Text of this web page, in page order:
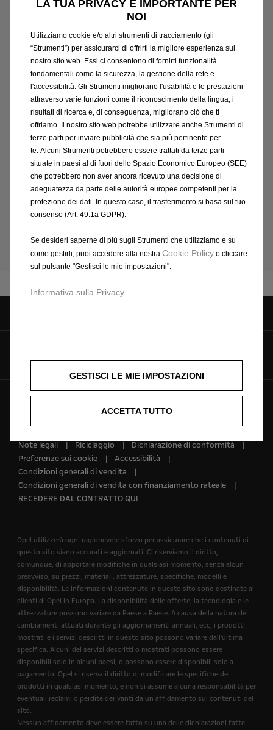
Consumo di carburante gamma Opel Mokka (l/100
omologati in base al ciclo ponderato WLTP, in base al
quale i nuovi veicoli sono omologati dal 1° settembre
2018, aggiornati al 11/03/2026 e indicati solo a scopo
comparativo. Il consumo effettivo di carburante e di
energia elettrica, i valori di emissione di CO₂ e
l'autonomia possono essere diversi e possono variare
a seconda delle condizioni di utilizzo e di vari fattori
quali: optionals, frequenza di ricarica elettrica per
chilometri percorsi, temperatura interna ed esterna,
stile di guida, velocità, peso totale, utilizzo di
determinati equipaggiamenti, tipologia e condizioni
degli pneumatici, condizioni stradali, ecc. Immagini
illustrative; caratteristiche/colori possono differire da
finalità promozionale.
Note legali
Riciclaggio
Dichiarazione di conformità
Preferenze sui cookie
Accessibilità
Condizioni generali di vendita
Condizioni generali di vendita con finanziamento rateale
RECEDERE DAL CONTRATTO QUI
Opel utilizzerà ogni ragionevole sforzo per assicurare che i contenuti di
questo sito siano accurati e aggiornati. Ci riserviamo il diritto,
comunque, di apportare modifiche in qualsiasi momento, senza alcun
preavviso, su prezzi, materiali, attrezzature, specifiche, modelli e
disponibilità. Le informazioni contenute in questo sito sono destinate ai
clienti di Opel in Europa. La disponibilità delle offerte, la tecnologia e le
attrezzature possono variare da Paese a Paese. A causa della natura dei
cambiamenti attuati durante gli aggiornamenti annuali, ecc, i prodotti
mostrati e i servizi descritti in questo sito possono variare dall'ultima
specifica. Alcuni dei servizi descritti o mostrati possono essere
disponibili solo in alcuni paesi, o possono essere disponibili solo a
pagamento. Opel si riserva il diritto di modificare le specifiche dei
prodotti in qualsiasi momento, e non si assume alcuna responsabilità per
eventuali reclami o perdite derivanti da un affidamento sui contenuti del
sito.
Nessun affidamento deve essere fatto su una delle dichiarazioni fatte
LA TUA PRIVACY È IMPORTANTE PER
NOI
Utilizziamo cookie e/o altri strumenti di tracciamento (gli
“Strumenti”) per assicurarci di offrirti la migliore esperienza sul
nostro sito web. Essi ci consentono di fornirti funzionalità
fondamentali come la sicurezza, la gestione della rete e
l'accessibilità. Gli Strumenti migliorano l'usabilità e le prestazioni
attraverso varie funzioni come il riconoscimento della lingua, i
risultati di ricerca e, di conseguenza, migliorano ciò che ti
offriamo. Il nostro sito web potrebbe utilizzare anche Strumenti di
terze parti per inviare pubblicità che sia più pertinente per
te. Alcuni Strumenti potrebbero essere trattati da terze parti
situate in paesi al di fuori dello Spazio Economico Europeo (SEE)
che potrebbero non aver ancora ricevuto una decisione di
adeguatezza da parte delle autorità europee competenti per la
protezione dei dati. In questo caso, il trasferimento si basa sul tuo
consenso (Art. 49.1a GDPR).
Se desideri saperne di più sugli Strumenti che utilizziamo e su
come gestirli, puoi accedere alla nostra Cookie Policy o cliccare
sul pulsante "Gestisci le mie impostazioni".
Informativa sulla Privacy
GESTISCI LE MIE IMPOSTAZIONI
ACCETTA TUTTO